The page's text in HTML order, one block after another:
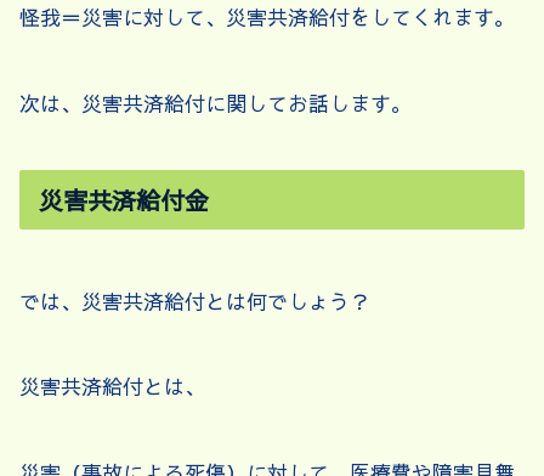
怪我＝災害に対して、災害共済給付をしてくれます。
次は、災害共済給付に関してお話します。
災害共済給付金
では、災害共済給付とは何でしょう？
災害共済給付とは、